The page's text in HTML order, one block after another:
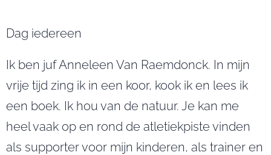
Dag iedereen
Ik ben juf Anneleen Van Raemdonck. In mijn
vrije tijd zing ik in een koor, kook ik en lees ik
een boek. Ik hou van de natuur. Je kan me
heel vaak op en rond de atletiekpiste vinden
als supporter voor mijn kinderen, als trainer en